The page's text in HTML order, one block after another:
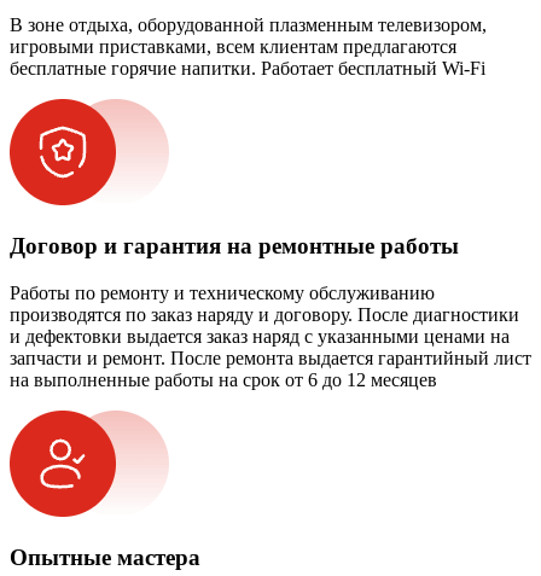
В зоне отдыха, оборудованной плазменным телевизором,
игровыми приставками, всем клиентам предлагаются
бесплатные горячие напитки. Работает бесплатный Wi-Fi
Договор и гарантия на ремонтные работы
Работы по ремонту и техническому обслуживанию
производятся по заказ наряду и договору. После диагностики
и дефектовки выдается заказ наряд с указанными ценами на
запчасти и ремонт. После ремонта выдается гарантийный лист
на выполненные работы на срок от 6 до 12 месяцев
Опытные мастера